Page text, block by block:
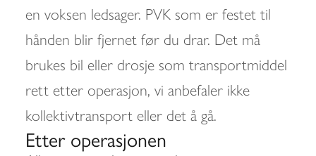
en voksen ledsager. PVK som er festet til
hånden blir fjernet før du drar. Det må
brukes bil eller drosje som transportmiddel
rett etter operasjon, vi anbefaler ikke
kollektivtransport eller det å gå.
Etter operasjonen